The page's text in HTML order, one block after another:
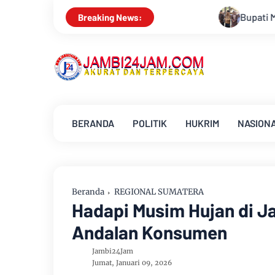
Breaking News:
Bupati Muarojambi Hadiri HUT Ke 17 Desa
BERANDA POLITIK HUKRIM
Beranda REGIONAL SUMATERA
Hadapi Musim Hujan di
Andalan Konsumen
Jambi24Jam
Jumat, Januari 09, 2026